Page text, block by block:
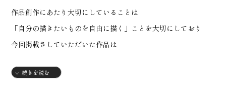
作品創作にあたり大切にしていることは
「自分の描きたいものを自由に描く」ことを大切にしており
今回掲載さしていただいた作品は
続きを読む